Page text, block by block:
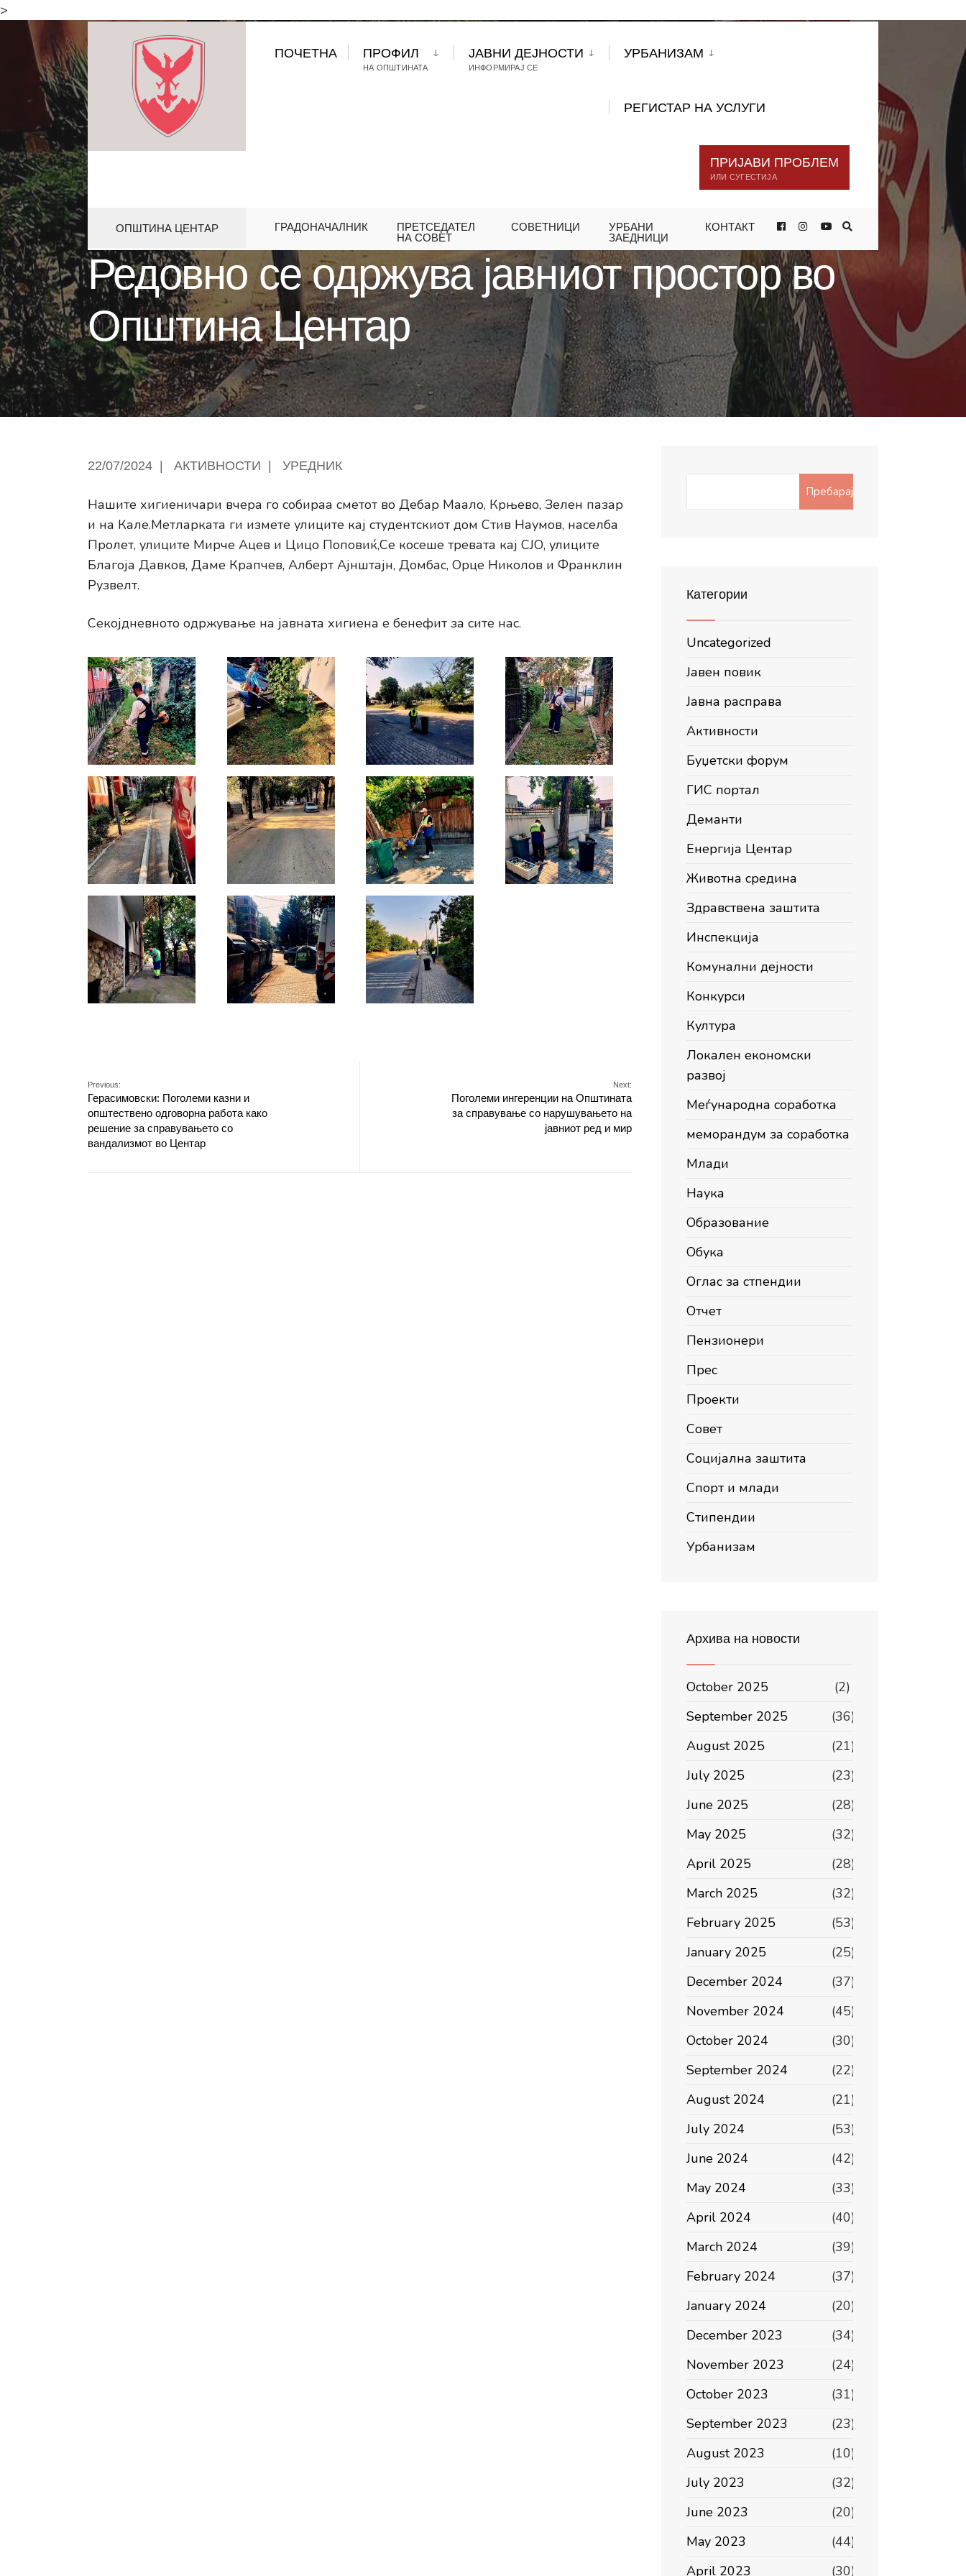
>
ПОЧЕТНА ПРОФИЛ
НА ОПШТИНАТА
ЈАВНИ ДЕЈНОСТИ
ИНФОРМИРАЈ СЕ
УРБАНИЗАМ
РЕГИСТАР НА УСЛУГИ
ПРИЈАВИ ПРОБЛЕМ
ИЛИ СУГЕСТИЈА
ОПШТИНА ЦЕНТАР ГРАДОНАЧАЛНИК
ПРЕТСЕДАТЕЛ
НА СОВЕТ
СОВЕТНИЦИ
УРБАНИ
ЗАЕДНИЦИ
КОНТАКТ
HOME АКТИВНОСТИ РЕДОВНО СЕ ОДРЖУВА ЈАВНИОТ ПРОСТОР ВО ОПШТИНА ЦЕНТАР
Редовно се одржува јавниот простор во
Општина Центар
22/07/2024 АКТИВНОСТИ УРЕДНИК
Нашите хигиеничари вчера го собираа сметот во Дебар Маало, Крњево, Зелен пазар
и на Кале.Метларката ги измете улиците кај студентскиот дом Стив Наумов, населба
Пролет, улиците Мирче Ацев и Цицо Поповиќ,Се косеше тревата кај СЈО, улиците
Благоја Давков, Даме Крапчев, Алберт Ајнштајн, Домбас, Орце Николов и Франклин
Рузвелт.
Секојдневното одржување на јавната хигиена е бенефит за сите нас.
Previous:
Герасимовски: Поголеми казни и
општествено одговорна работа како
решение за справувањето со
вандализмот во Центар
Next:
Поголеми ингеренции на Општината
за справување со нарушувањето на
јавниот ред и мир
Пребарај
Категории
Uncategorized
Јавен повик
Јавна расправа
Активности
Буџетски форум
ГИС портал
Деманти
Енергија Центар
Животна средина
Здравствена заштита
Инспекција
Комунални дејности
Конкурси
Култура
Локален економски
развој
Меѓународна соработка
меморандум за соработка
Млади
Наука
Образование
Обука
Оглас за стпендии
Отчет
Пензионери
Прес
Проекти
Совет
Социјална заштита
Спорт и млади
Стипендии
Урбанизам
Архива на новости
October 2025
(2)
September 2025
(36)
August 2025
(21)
July 2025
(23)
June 2025
(28)
May 2025
(32)
April 2025
(28)
March 2025
(32)
February 2025
(53)
January 2025
(25)
December 2024
(37)
November 2024
(45)
October 2024
(30)
September 2024
(22)
August 2024
(21)
July 2024
(53)
June 2024
(42)
May 2024
(33)
April 2024
(40)
March 2024
(39)
February 2024
(37)
January 2024
(20)
December 2023
(34)
November 2023
(24)
October 2023
(31)
September 2023
(23)
August 2023
(10)
July 2023
(32)
June 2023
(20)
May 2023
(44)
April 2023
(30)